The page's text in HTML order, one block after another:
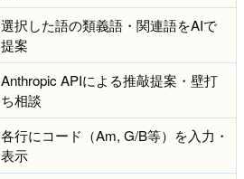
選択した語の類義語・関連語をAIで
提案
Anthropic APIによる推敲提案・壁打
ち相談
各行にコード（Am, G/B等）を入力・
表示